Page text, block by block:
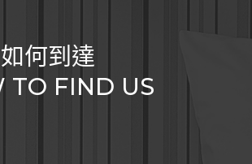
如何到達
TO FIND US